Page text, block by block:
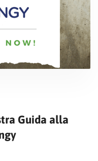
Guida alla